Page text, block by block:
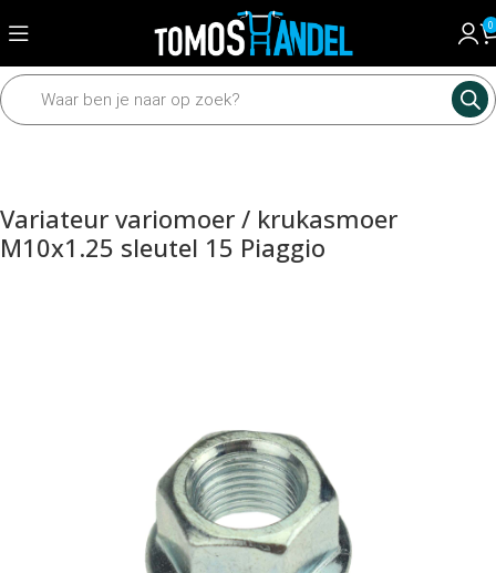
0
Home Universeel Scooter onderdelen
Variateur variomoer / krukasmoer
M10x1.25 sleutel 15 Piaggio